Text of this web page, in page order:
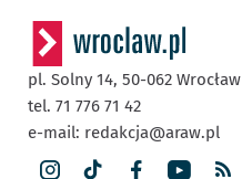
pl. Solny 14, 50-062 Wrocław
tel. 71 776 71 42
e-mail: redakcja@araw.pl